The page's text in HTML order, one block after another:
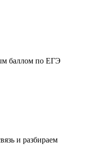
баллом по ЕГЭ
и разбираем